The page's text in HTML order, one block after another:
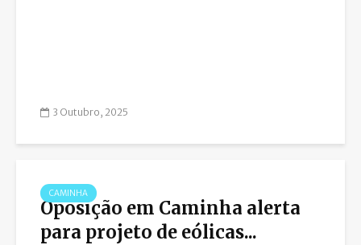
3 Outubro, 2025
CAMINHA
Oposição em Caminha alerta
para projeto de eólicas...